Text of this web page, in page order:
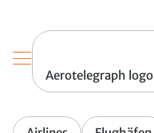
Aerotelegraph logo